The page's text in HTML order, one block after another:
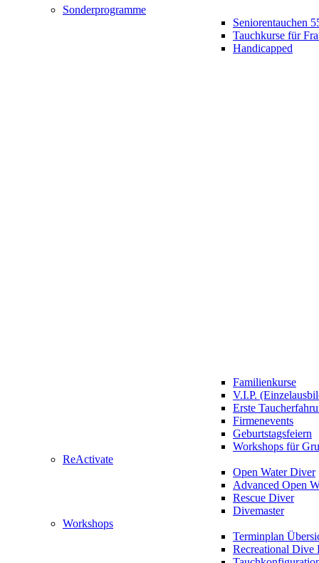
Sonderprogramme
Seniorentauchen
Tauchkurse für
Handicapped
Familienkurse
V.I.P.
Erste
Firmenevents
Geburtstagsfeiern
Workshops für
ReActivate
Open Water Diver
Advanced Open
Rescue Diver
Divemaster
Workshops
Terminplan
Recreational Dive